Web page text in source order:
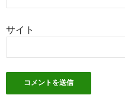
サイト